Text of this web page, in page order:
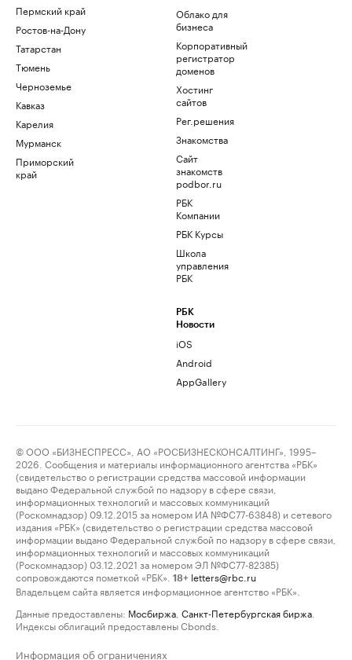
Пермский край
Ростов-на-Дону
Татарстан
Тюмень
Черноземье
Кавказ
Карелия
Мурманск
Приморский
край
Облако для
бизнеса
Корпоративный
регистратор
доменов
Хостинг
сайтов
Рег.решения
Знакомства
Сайт
знакомств
podbor.ru
РБК
Компании
РБК Курсы
Школа
управления
РБК
РБК
Новости
iOS
Android
AppGallery
© ООО «БИЗНЕСПРЕСС», АО «РОСБИЗНЕСКОНСАЛТИНГ», 1995–
2026. Сообщения и материалы информационного агентства «РБК»
(свидетельство о регистрации средства массовой информации
выдано Федеральной службой по надзору в сфере связи,
информационных технологий и массовых коммуникаций
(Роскомнадзор) 09.12.2015 за номером ИА №ФС77-63848) и сетевого
издания «РБК» (свидетельство о регистрации средства массовой
информации выдано Федеральной службой по надзору в сфере связи,
информационных технологий и массовых коммуникаций
(Роскомнадзор) 03.12.2021 за номером ЭЛ №ФС77-82385)
сопровождаются пометкой «РБК».
18+ letters@rbc.ru
Владельцем сайта является информационное агентство «РБК».
Данные предоставлены: Мосбиржа Санкт-Петербургская биржа
Индексы облигаций предоставлены Cbonds.
Информация об ограничениях